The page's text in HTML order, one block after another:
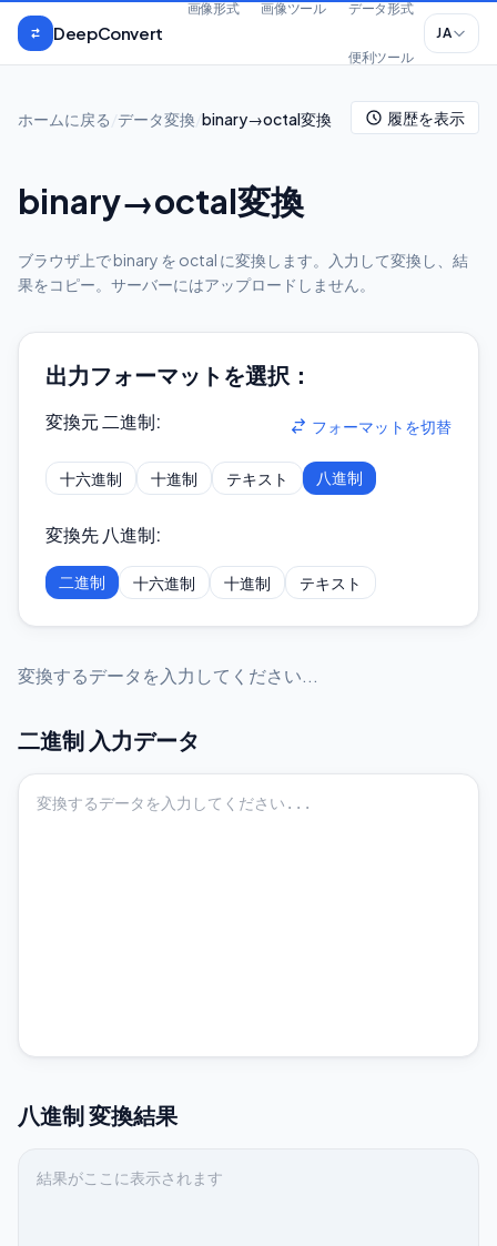
本文へスキップ
DeepConvert
画像形式 画像ツール データ形式
便利ツール
JA
ホームに戻る データ変換 binary→octal変換 履歴を表示
binary→octal変換
ブラウザ上で binary を octal に変換します。入力して変換し、結
果をコピー。サーバーにはアップロードしません。
出力フォーマットを選択：
変換元 二進制: フォーマットを切替
十六進制 十進制 テキスト 八進制
変換先 八進制:
二進制 十六進制 十進制 テキスト
変換するデータを入力してください...
二進制 入力データ
八進制変換結果